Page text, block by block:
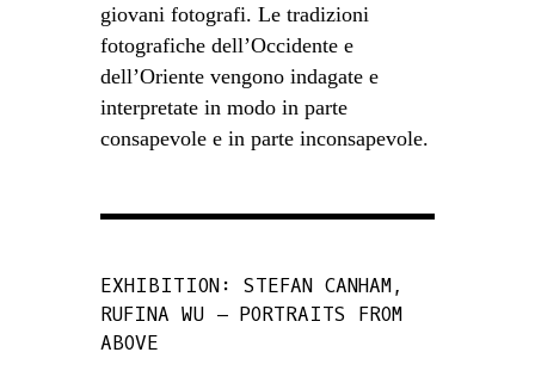
giovani fotografi. Le tradizioni
fotografiche dell’Occidente e
dell’Oriente vengono indagate e
interpretate in modo in parte
consapevole e in parte inconsapevole.
EXHIBITION: STEFAN CANHAM,
RUFINA WU – PORTRAITS FROM
ABOVE